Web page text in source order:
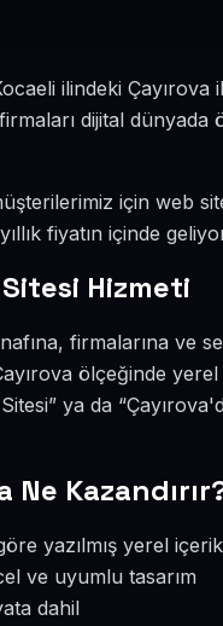
ilindeki Çayırova
dijital
için web
fiyatın içinde
Sitesi Hizmeti
firmalarına ve
ölçeğinde
ya da
Ne
yazılmış yerel içerik
ve uyumlu tasarım
dahil